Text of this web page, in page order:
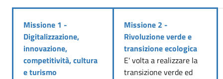
Missione 1 -
Digitalizzazione,
innovazione,
competitività, cultura
e turismo
Missione 2 -
Rivoluzione verde e
transizione ecologica
E' volta a realizzare la
transizione verde ed